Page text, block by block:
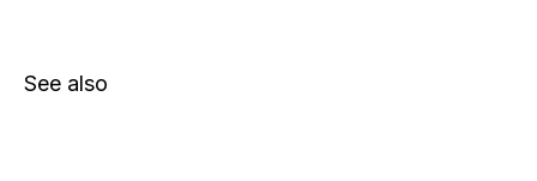
See also